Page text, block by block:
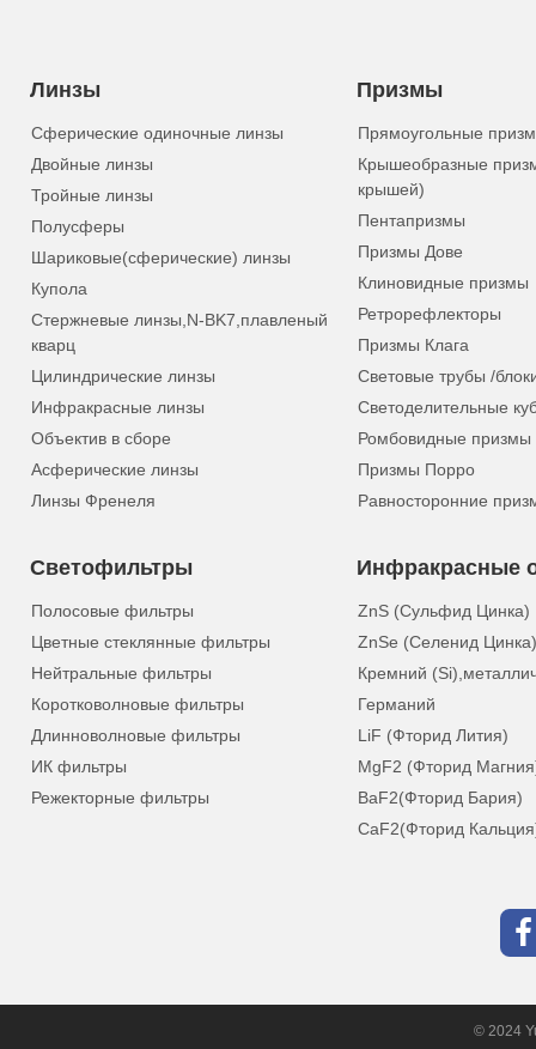
Линзы
Сферические одиночные линзы
Двойные линзы
Тройные линзы
Полусферы
Шариковые(сферические) линзы
Купола
Стержневые линзы,N-BK7,плавленый
кварц
Цилиндрические линзы
Инфракрасные линзы
Объектив в сборе
Асферические линзы
Линзы Френеля
Призмы
Прямоугольные
Крышеобразные
крышей)
Пентапризмы
Призмы Дове
Клиновидные призмы
Ретрорефлекторы
Призмы Клага
Световые трубы /
Светоделительные
Ромбовидные призмы
Призмы Порро
Равносторонние
Светофильтры
Полосовые фильтры
Цветные стеклянные фильтры
Нейтральные фильтры
Коротковолновые фильтры
Длинноволновые фильтры
ИК фильтры
Режекторные фильтры
Инфракрасные
ZnS (Сульфид Цинка)
ZnSe (Селенид Цинка)
Кремний
Германий
LiF (Фторид Лития)
MgF2 (Фторид
BaF2(Фторид Бария)
CaF2(Фторид
© 2024